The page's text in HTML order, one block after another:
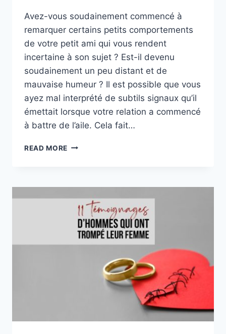
Avez-vous soudainement commencé à
remarquer certains petits comportements
de votre petit ami qui vous rendent
incertaine à son sujet ? Est-il devenu
soudainement un peu distant et de
mauvaise humeur ? Il est possible que vous
ayez mal interprété de subtils signaux qu’il
émettait lorsque votre relation a commencé
à battre de l’aile. Cela fait…
READ MORE 5
DE
VOTRE
PARTENAIRE